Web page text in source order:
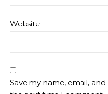
Website
Save my name, email,